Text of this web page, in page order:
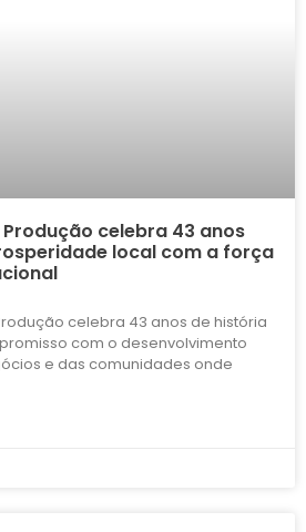
celebra 43 anos
local com a força
celebra 43 anos de história
com o desenvolvimento
e das comunidades onde